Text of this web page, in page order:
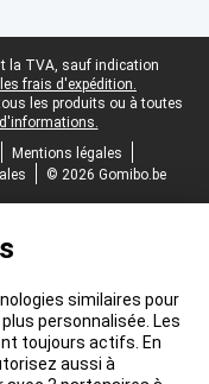
la TVA, sauf indication
frais d'expédition.
les produits ou à toutes
Mentions légales
© 2026 Gomibo.be
similaires pour
personnalisée. Les
toujours actifs. En
aussi à